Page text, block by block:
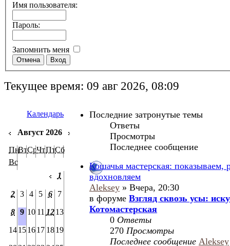
Имя пользователя:
Пароль:
Запомнить меня
Текущее время: 09 авг 2026, 08:09
Календарь
Август 2026
ПнВтСрЧтПтСб
Вс
1
2 3 4 5 6 7
8 9 10 11 1213
14151617 1819
Последние затронутые темы
Ответы
Просмотры
Последнее сообщение
Кошачья мастерская: показываем,
вдохновляем
Aleksey » Вчера, 20:30
в форумеВзгляд сквозь усы:
Котомастерская
0 Ответы
270Просмотры
Последнее сообщениеAleksey